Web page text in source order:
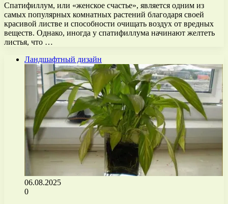
Спатифиллум, или «женское счастье», является одним из
самых популярных комнатных растений благодаря своей
красивой листве и способности очищать воздух от вредных
веществ. Однако, иногда у спатифиллума начинают желтеть
листья, что …
Ландшафтный дизайн
06.08.2025
0